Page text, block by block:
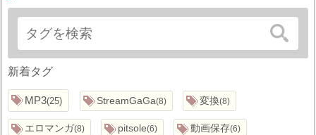
新着タグ
MP3 25 StreamGaGa 8 変換 8
エロマンガ 8 pitsole 6 動画保存 6